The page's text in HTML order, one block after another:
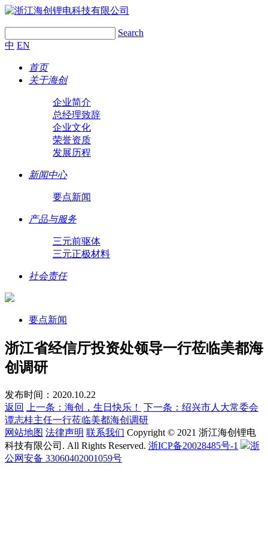
Search
中 EN
首页
关于海创
企业简介
总经理致辞
企业文化
荣誉资质
发展历程
新闻中心
要点新闻
产品与服务
三元前驱体
三元正极材料
社会责任
要点新闻
浙江省经信厅投资处领导一行莅临美都海
创调研
发布时间：2020.10.22
返回
上一条：海创，生日快乐！
下一条：绍兴市人大常委会
谭志桂主任一行莅临美都海创调研
网站地图 法律声明 联系我们 Copyright © 2021 浙江海创锂电
科技有限公司. All Rights Reserved. 浙ICP备20028485号-1
浙
公网安备 33060402001059号